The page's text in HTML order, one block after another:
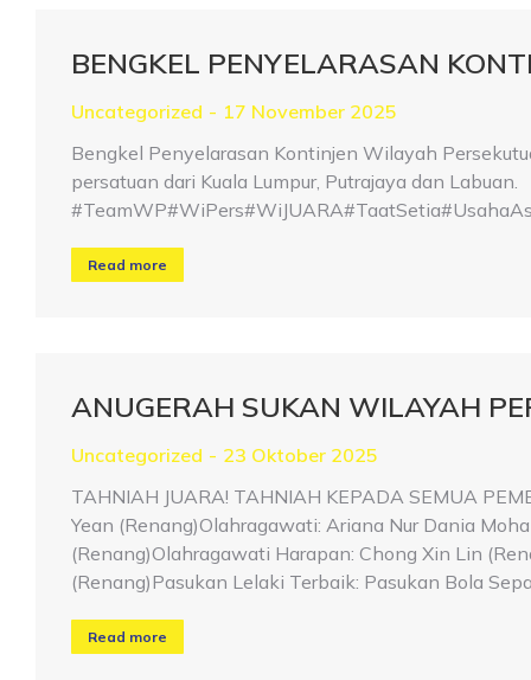
BENGKEL PENYELARASAN
Uncategorized
17 November 2025
Bengkel Penyelarasan Kontinjen Wilayah
persatuan dari Kuala Lumpur, Putrajaya dan Labuan.
Read more
ANUGERAH SUKAN WILAYAH
Uncategorized
23 Oktober 2025
TAHNIAH JUARA! TAHNIAH KEPADA SEMUA
Yean (Renang)Olahragawati: Ariana Nur Dania
(Renang)Olahragawati Harapan: Chong Xin Lin
(Renang)Pasukan Lelaki Terbaik: Pasukan Bola
Read more